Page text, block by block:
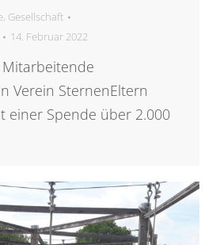
, Gesellschaft
14. Februar 2022
Mitarbeitende
Verein SternenEltern
einer Spende über 2.000